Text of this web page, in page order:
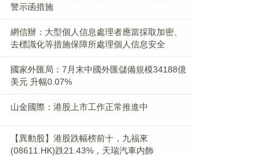
警示函措施
網信辦：大型個人信息處理者應當採取加密、
去標識化等措施保障所處理個人信息安全
國家外匯局：7月末中國外匯儲備規模34188億
美元 升幅0.07%
山金國際：港股上市工作正常推進中
【異動股】港股跌幅榜前十，九福來
(08611.HK)跌21.43%，天瑞汽車内飾